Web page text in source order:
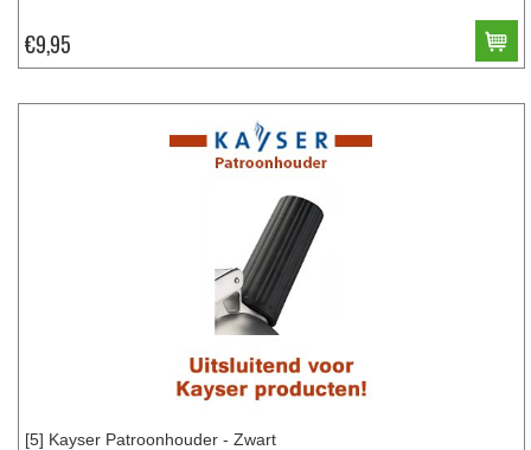
€9,95
[5] Kayser Patroonhouder - Zwart